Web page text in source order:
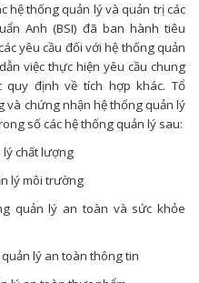
hệ thống quản lý và quản trị các
Anh (BSI) đã ban hành tiêu
yêu cầu đối với hệ thống quản
việc thực hiện yêu cầu chung
định về tích hợp khác. Tổ
và chứng nhận hệ thống quản lý
số các hệ thống quản lý sau:
lý chất lượng
lý môi trường
quản lý an toàn và sức khỏe
lý an toàn thông tin